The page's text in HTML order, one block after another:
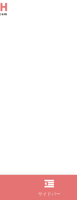
サイドバー